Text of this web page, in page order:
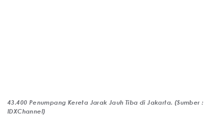
43.400 Penumpang Kereta Jarak Jauh Tiba di Jakarta. (Sumber :
IDXChannel)